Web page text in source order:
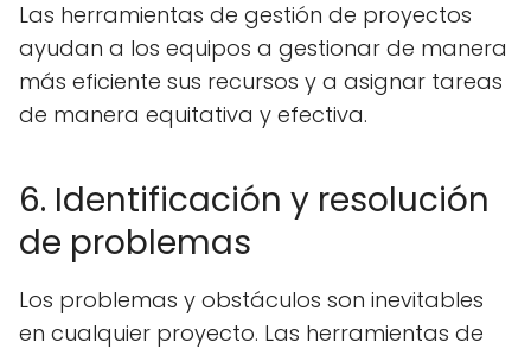
Las herramientas de gestión de proyectos
ayudan a los equipos a gestionar de manera
más eficiente sus recursos y a asignar tareas
de manera equitativa y efectiva.
6. Identificación y resolución
de problemas
Los problemas y obstáculos son inevitables
en cualquier proyecto. Las herramientas de